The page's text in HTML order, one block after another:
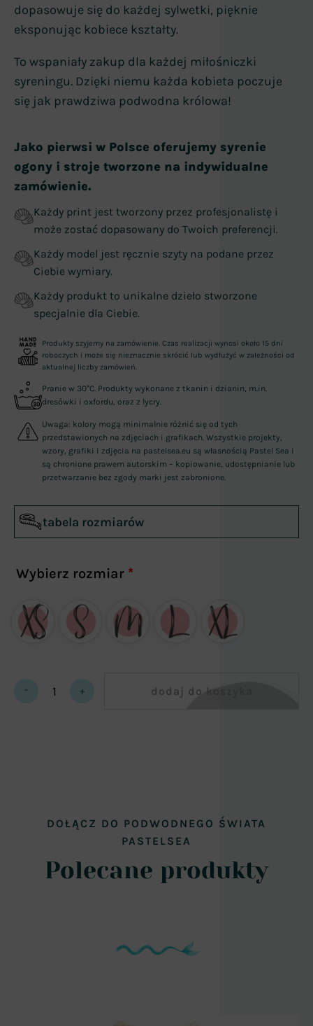
dopasowuje się do każdej sylwetki, pięknie
eksponując kobiece kształty.
To wspaniały zakup dla każdej miłośniczki
syreningu. Dzięki niemu każda kobieta poczuje
się jak prawdziwa podwodna królowa!
Jako pierwsi w Polsce oferujemy syrenie
ogony i stroje tworzone na indywidualne
zamówienie.
Każdy print jest tworzony przez profesjonalistę i
może zostać dopasowany do Twoich preferencji.
Każdy model jest ręcznie szyty na podane przez
Ciebie wymiary.
Każdy produkt to unikalne dzieło stworzone
specjalnie dla Ciebie.
Produkty szyjemy na zamówienie. Czas realizacji wynosi około 15 dni
roboczych i może się nieznacznie skrócić lub wydłużyć w zależności od
aktualnej liczby zamówień.
Pranie w 30°C. Produkty wykonane z tkanin i dzianin, m.in.
dresówki i oxfordu, oraz z lycry.
Uwaga: kolory mogą minimalnie różnić się od tych
przedstawionych na zdjęciach i grafikach. Wszystkie projekty,
wzory, grafiki i zdjęcia na pastelsea.eu są własnością Pastel Sea i
są chronione prawem autorskim – kopiowanie, udostępnianie lub
przetwarzanie bez zgody marki jest zabronione.
tabela rozmiarów
Wybierz rozmiar *
- + dodaj do koszyka
DOŁĄCZ DO PODWODNEGO ŚWIATA
PASTELSEA
Polecane produkty